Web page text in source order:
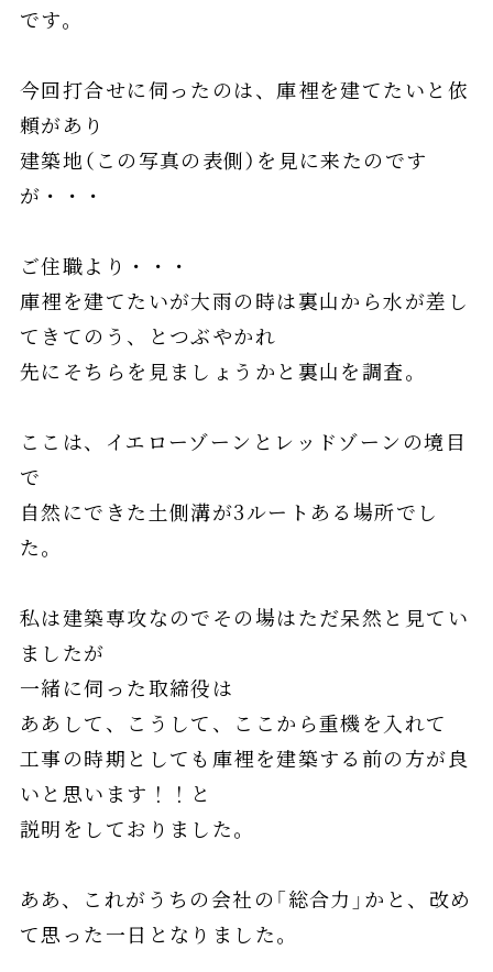
です。
今回打合せに伺ったのは、庫裡を建てたいと依
頼があり
建築地（この写真の表側）を見に来たのです
が・・・
ご住職より・・・
庫裡を建てたいが大雨の時は裏山から水が差し
てきてのう、とつぶやかれ
先にそちらを見ましょうかと裏山を調査。
ここは、イエローゾーンとレッドゾーンの境目
で
自然にできた土側溝が3ルートある場所でし
た。
私は建築専攻なのでその場はただ呆然と見てい
ましたが
一緒に伺った取締役は
ああして、こうして、ここから重機を入れて
工事の時期としても庫裡を建築する前の方が良
いと思います！！と
説明をしておりました。
ああ、これがうちの会社の「総合力」かと、改め
て思った一日となりました。